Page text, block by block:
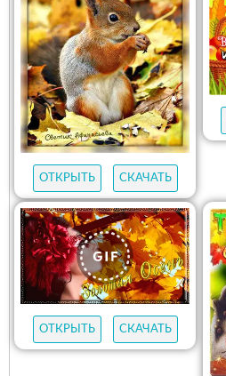
ОТКРЫТЬ СКАЧАТЬ
ОТКРЫТЬ СКАЧАТЬ